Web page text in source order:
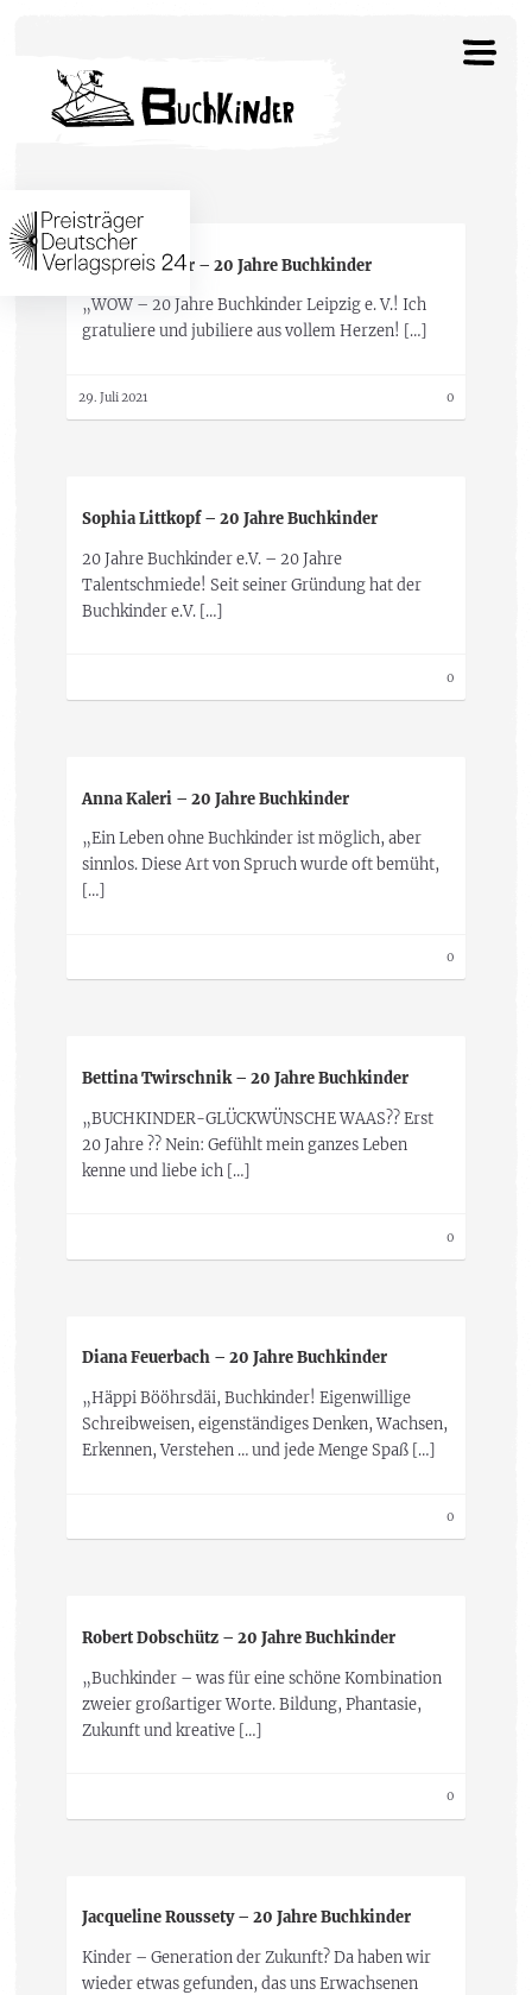
Marlies Hebler – 20 Jahre Buchkinder
„WOW – 20 Jahre Buchkinder Leipzig e. V.! Ich
gratuliere und jubiliere aus vollem Herzen! […]
29. Juli 2021 0
Sophia Littkopf – 20 Jahre Buchkinder
20 Jahre Buchkinder e.V. – 20 Jahre
Talentschmiede! Seit seiner Gründung hat der
Buchkinder e.V. […]
0
Anna Kaleri – 20 Jahre Buchkinder
„Ein Leben ohne Buchkinder ist möglich, aber
sinnlos. Diese Art von Spruch wurde oft bemüht,
[…]
0
Bettina Twirschnik – 20 Jahre Buchkinder
„BUCHKINDER-GLÜCKWÜNSCHE WAAS?? Erst
20 Jahre ?? Nein: Gefühlt mein ganzes Leben
kenne und liebe ich […]
0
Diana Feuerbach – 20 Jahre Buchkinder
„Häppi Bööhrsdäi, Buchkinder! Eigenwillige
Schreibweisen, eigenständiges Denken, Wachsen,
Erkennen, Verstehen … und jede Menge Spaß […]
0
Robert Dobschütz – 20 Jahre Buchkinder
„Buchkinder – was für eine schöne Kombination
zweier großartiger Worte. Bildung, Phantasie,
Zukunft und kreative […]
0
Jacqueline Roussety – 20 Jahre Buchkinder
Kinder – Generation der Zukunft? Da haben wir
wieder etwas gefunden, das uns Erwachsenen